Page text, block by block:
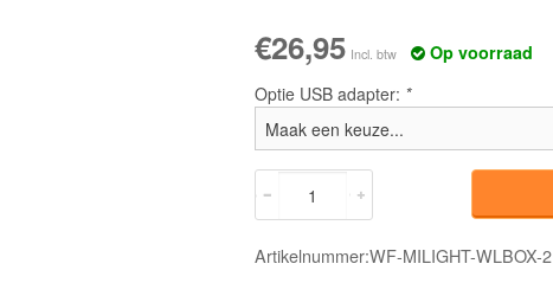
€26,95 Incl. btw
Op voorraad
Optie USB adapter: *
Artikelnummer:WF-MILIGHT-WLBOX-2